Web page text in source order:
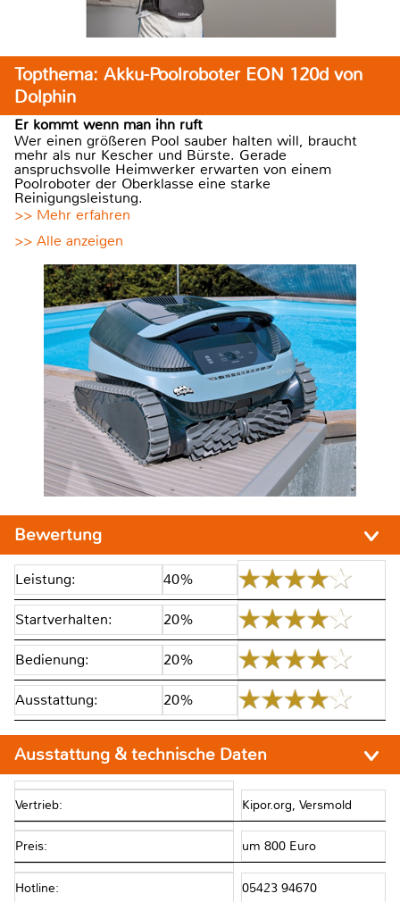
Topthema: Akku-Poolroboter EON 120d von
Dolphin
Er kommt wenn man ihn ruft
Wer einen größeren Pool sauber halten will, braucht
mehr als nur Kescher und Bürste. Gerade
anspruchsvolle Heimwerker erwarten von einem
Poolroboter der Oberklasse eine starke
Reinigungsleistung.
>> Mehr erfahren
>> Alle anzeigen
Bewertung
Leistung: 40%
Startverhalten: 20%
Bedienung: 20%
Ausstattung: 20%
Ausstattung & technische Daten
Vertrieb: Kipor.org, Versmold
Preis: um 800 Euro
Hotline: 05423 94670